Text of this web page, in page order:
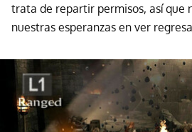
trata de repartir permisos, así que
nuestras esperanzas en ver